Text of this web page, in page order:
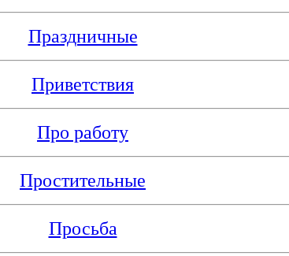
Праздничные
Приветствия
Про работу
Простительные
Просьба